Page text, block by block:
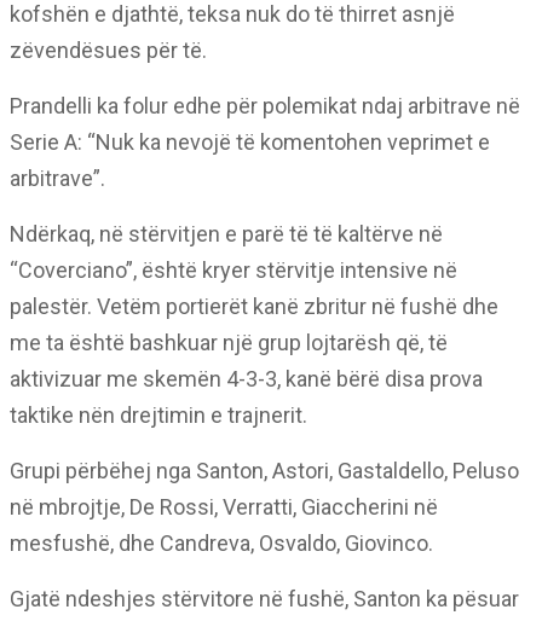
kofshën e djathtë, teksa nuk do të thirret asnjë
zëvendësues për të.
Prandelli ka folur edhe për polemikat ndaj arbitrave në
Serie A: “Nuk ka nevojë të komentohen veprimet e
arbitrave”.
Ndërkaq, në stërvitjen e parë të të kaltërve në
“Coverciano”, është kryer stërvitje intensive në
palestër. Vetëm portierët kanë zbritur në fushë dhe
me ta është bashkuar një grup lojtarësh që, të
aktivizuar me skemën 4-3-3, kanë bërë disa prova
taktike nën drejtimin e trajnerit.
Grupi përbëhej nga Santon, Astori, Gastaldello, Peluso
në mbrojtje, De Rossi, Verratti, Giaccherini në
mesfushë, dhe Candreva, Osvaldo, Giovinco.
Gjatë ndeshjes stërvitore në fushë, Santon ka pësuar